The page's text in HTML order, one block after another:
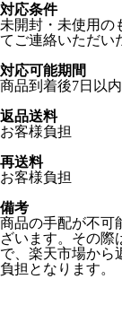
対応条件
未開封・未使用の
てご連絡いただい
対応可能期間
商品到着後7日以
返品送料
お客様負担
再送料
お客様負担
備考
商品の手配が不可
ざいます。その際
で、楽天市場から
負担となります。